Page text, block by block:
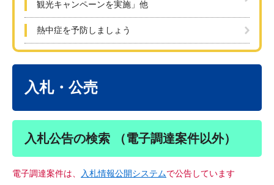
観光キャンペーンを実施」他
熱中症を予防しましょう
入札・公売
入札公告の検索 （電子調達案件以外）
電子調達案件は、 入札情報公開システムで公告しています